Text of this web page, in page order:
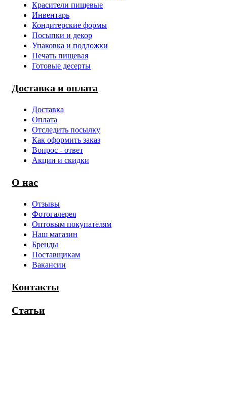
Красители пищевые
Инвентарь
Кондитерские формы
Посыпки и декор
Упаковка и подложки
Печать пищевая
Готовые десерты
Доставка и оплата
Доставка
Оплата
Отследить посылку
Как оформить заказ
Вопрос - ответ
Акции и скидки
О нас
Отзывы
Фотогалерея
Оптовым покупателям
Наш магазин
Бренды
Поставщикам
Вакансии
Контакты
Статьи